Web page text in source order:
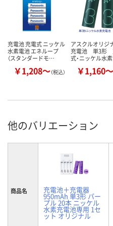
充電池 充電式 ニッケル
水素電池 エネループ
（スタンダードモ…
￥1,208～（税込）
アスクルオリジ
充電池 単3形
式・ニッケル水
￥1,160～
他のバリエーション
商品名 充電池＋充電器
950mAh 単3形 パー
プル 20本 ニッケル
水素充電池専用 1セ
ット オリジナル